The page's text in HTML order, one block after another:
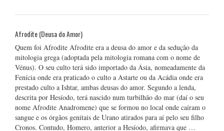
Afrodite (Deusa do Amor)
Quem foi Afrodite Afrodite era a deusa do amor e da sedução da
mitologia grega (adoptada pela mitologia romana com o nome de
Vénus). O seu culto terá sido importado da Ásia, nomeadamente da
Fenícia onde era praticado o culto a Astarte ou da Acádia onde era
prestado culto a Ishtar, ambas deusas do amor. Segundo a lenda,
descrita por Hesíodo, terá nascido num turbilhão do mar (daí o seu
nome Afrodite Anadromene) que se formou no local onde caíram o
sangue e os órgãos genitais de Urano atirados para aí pelo seu filho
Cronos. Contudo, Homero, anterior a Hesíodo, afirmava que …